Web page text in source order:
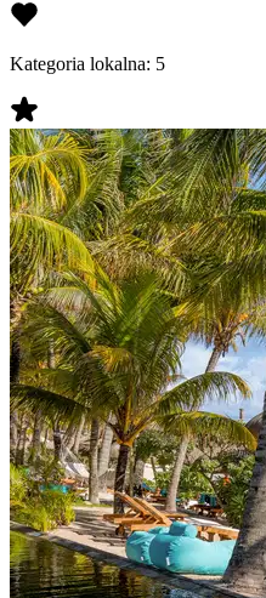
Kategoria lokalna: 5